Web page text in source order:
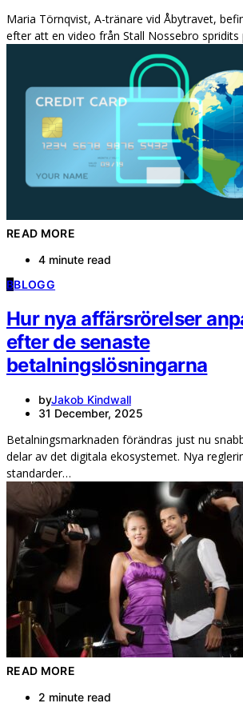
Maria Törnqvist, A-tränare vid Åbytravet,
efter att en video från Stall Nossebro spridits
READ MORE
4 minute read
BBLOGG
Hur nya affärsrörelser
efter de senaste
betalningslösningarna
byJakob Kindwall
31 December, 2025
Betalningsmarknaden förändras just nu
delar av det digitala ekosystemet. Nya
standarder…
READ MORE
2 minute read